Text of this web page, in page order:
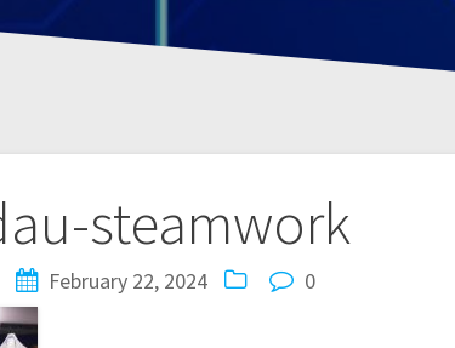
steamwork
February 22, 2024 0